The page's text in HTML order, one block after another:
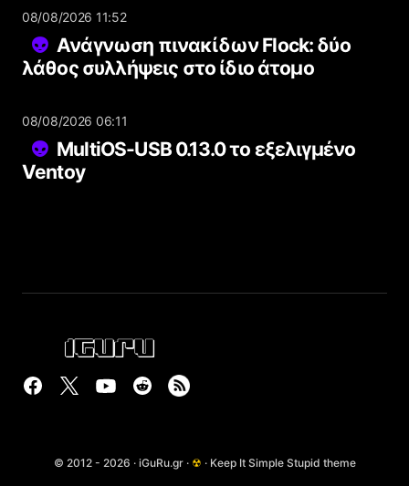
08/08/2026 11:52
Ανάγνωση πινακίδων Flock: δύο
λάθος συλλήψεις στο ίδιο άτομο
08/08/2026 06:11
MultiOS-USB 0.13.0 το εξελιγμένο
Ventoy
© 2012 - 2026 · iGuRu.gr · ☢ · Keep It Simple Stupid theme